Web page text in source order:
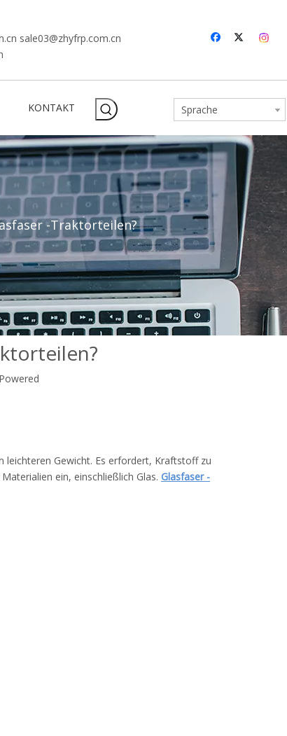
sale03@zhyfrp.com.cn
KONTAKT Sprache
-Traktorteilen?
Powered
leichteren Gewicht. Es erfordert, Kraftstoff zu
ein, einschließlich Glas. Glasfaser -